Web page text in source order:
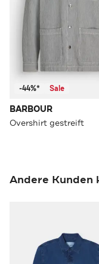
-44%* Sale
BARBOUR
Overshirt gestreift
Andere Kunden